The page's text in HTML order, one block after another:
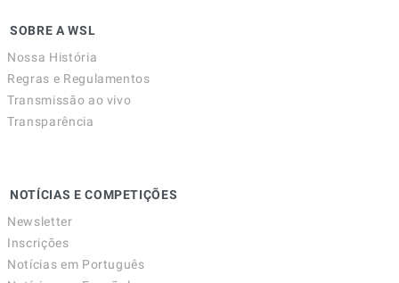
SOBRE A WSL
Nossa História
Regras e Regulamentos
Transmissão ao vivo
Transparência
NOTÍCIAS E COMPETIÇÕES
Newsletter
Inscrições
Notícias em Português